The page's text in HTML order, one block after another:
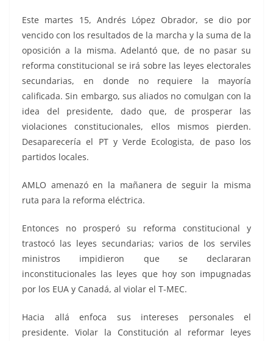
Este martes 15, Andrés López Obrador, se dio por
vencido con los resultados de la marcha y la suma de la
oposición a la misma. Adelantó que, de no pasar su
reforma constitucional se irá sobre las leyes electorales
secundarias, en donde no requiere la mayoría
calificada. Sin embargo, sus aliados no comulgan con la
idea del presidente, dado que, de prosperar las
violaciones constitucionales, ellos mismos pierden.
Desaparecería el PT y Verde Ecologista, de paso los
partidos locales.
AMLO amenazó en la mañanera de seguir la misma
ruta para la reforma eléctrica.
Entonces no prosperó su reforma constitucional y
trastocó las leyes secundarias; varios de los serviles
ministros impidieron que se declararan
inconstitucionales las leyes que hoy son impugnadas
por los EUA y Canadá, al violar el T-MEC.
Hacia allá enfoca sus intereses personales el
presidente. Violar la Constitución al reformar leyes